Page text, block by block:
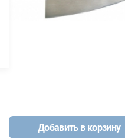
Добавить в корзину